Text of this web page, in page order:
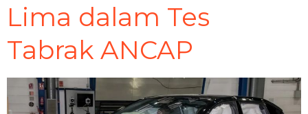
Lima dalam Tes
Tabrak ANCAP